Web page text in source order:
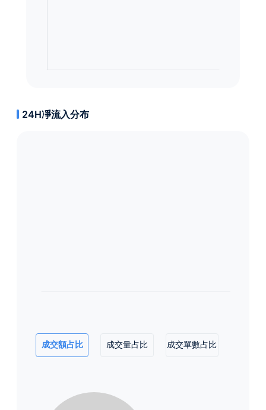
24H凈流入分布
成交額占比 成交量占比 成交單數占比